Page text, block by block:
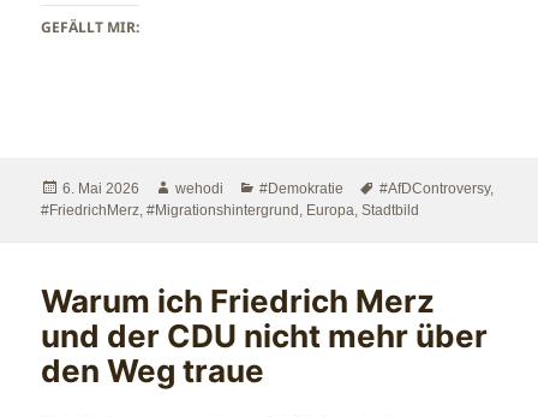
GEFÄLLT MIR:
Veröffentlicht
am
6. Mai 2026 Autor
wehodi Kategorien
#Demokratie Schlagwörter
#AfDControversy,
#FriedrichMerz ,#Migrationshintergrund Europa ,Stadtbild
Warum ich Friedrich Merz
und der CDU nicht mehr über
den Weg traue